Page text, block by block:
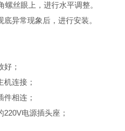
丝眼上，进行水平调整。
常现象后，进行安装。
；
连接；
相连；
电源插头座；